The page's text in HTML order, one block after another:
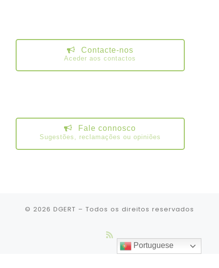
Contacte-nos
Aceder aos contactos
Fale connosco
Sugestões, reclamações ou opiniões
© 2026 DGERT – Todos os direitos reservados
Portuguese